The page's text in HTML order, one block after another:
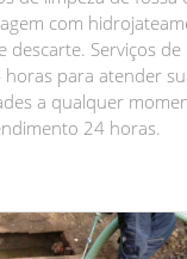
com
descarte. Serviços de
horas para atender
a qualquer
24 horas.